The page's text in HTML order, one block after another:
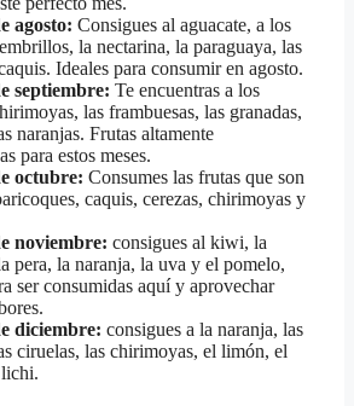
agosto: Consigues al aguacate, a los
la nectarina, la paraguaya, las
Ideales para consumir en agosto.
septiembre: Te encuentras a los
las frambuesas, las granadas,
naranjas. Frutas altamente
para estos meses.
octubre: Consumes las frutas que son
caquis, cerezas, chirimoyas y
noviembre: consigues al kiwi, la
pera, la naranja, la uva y el pomelo,
ser consumidas aquí y aprovechar
diciembre: consigues a la naranja, las
ciruelas, las chirimoyas, el limón, el